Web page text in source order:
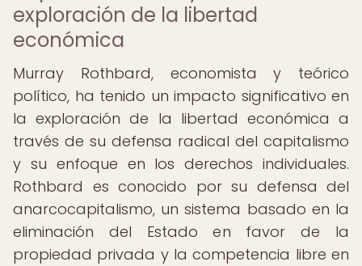
exploración de la libertad
económica
Murray Rothbard, economista y teórico
político, ha tenido un impacto significativo en
la exploración de la libertad económica a
través de su defensa radical del capitalismo
y su enfoque en los derechos individuales.
Rothbard es conocido por su defensa del
anarcocapitalismo, un sistema basado en la
eliminación del Estado en favor de la
propiedad privada y la competencia libre en